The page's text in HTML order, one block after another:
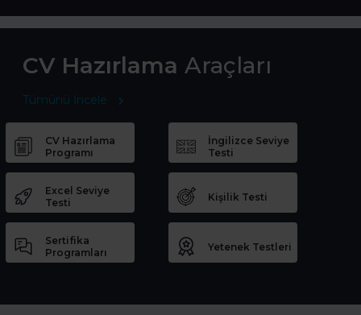
CV Hazırlama Araçları
Tümünü İncele
CV Hazırlama
Programı
İngilizce Seviye
Testi
Excel Seviye
Testi
Kişilik Testi
Sertifika
Programları
Yetenek Testleri